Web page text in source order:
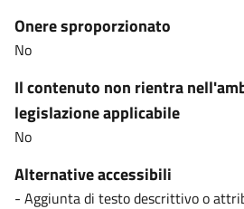
Onere sproporzionato
No
Il contenuto non rientra
legislazione applicabile
No
Alternative accessibili
- Aggiunta di testo descrittivo o